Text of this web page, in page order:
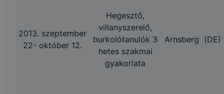
2013. szeptember
22- október 12.
Hegesztő,
villanyszerelő,
burkolótanulók 3
hetes szakmai
gyakorlata
Arnsberg (DE)